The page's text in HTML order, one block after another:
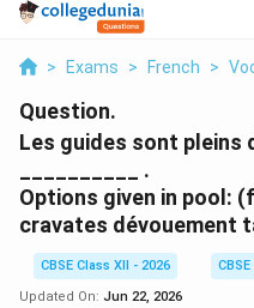
> Exams > French >
Question.
Les guides sont pleins
__________ .
Options given in pool:
cravates dévouement
CBSE Class XII - 2026
Updated On: Jun 22, 2026